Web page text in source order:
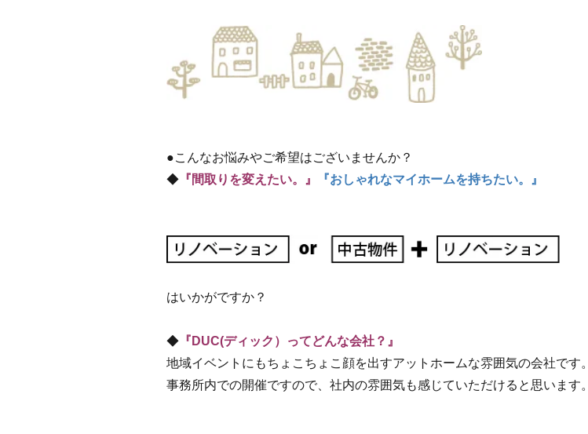
●こんなお悩みやご希望はございませんか？
◆ 『間取りを変えたい。』 『おしゃれなマイホームを持ちたい。』
はいかがですか？
◆ 『DUC(ディック）ってどんな会社？』
地域イベントにもちょこちょこ顔を出すアットホームな雰囲気の会社です。
事務所内での開催ですので、社内の雰囲気も感じていただけると思います。